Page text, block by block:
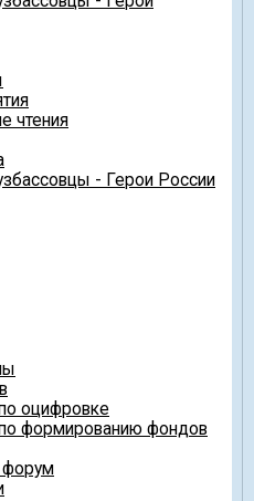
чтения
- Герои России
оцифровке
формированию фондов
форум